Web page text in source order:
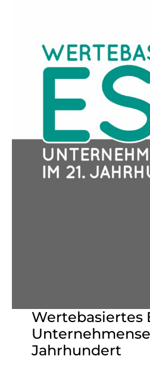
Wertebasiertes
Jahrhundert